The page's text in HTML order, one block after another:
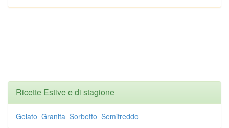
Ricette Estive e di stagione
Gelato Granita Sorbetto Semifreddo